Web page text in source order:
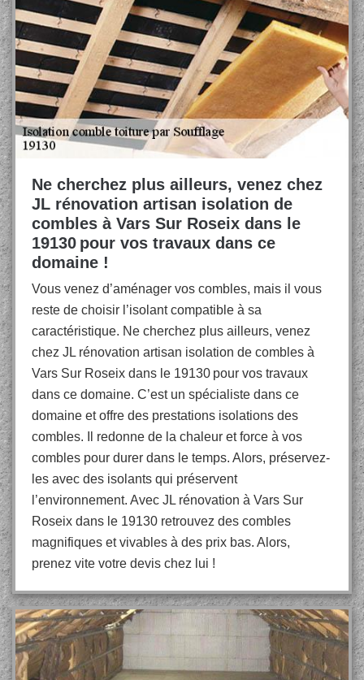
Ne cherchez plus ailleurs, venez chez
JL rénovation artisan isolation de
combles à Vars Sur Roseix dans le
19130 pour vos travaux dans ce
domaine !
Vous venez d’aménager vos combles, mais il vous
reste de choisir l’isolant compatible à sa
caractéristique. Ne cherchez plus ailleurs, venez
chez JL rénovation artisan isolation de combles à
Vars Sur Roseix dans le 19130 pour vos travaux
dans ce domaine. C’est un spécialiste dans ce
domaine et offre des prestations isolations des
combles. Il redonne de la chaleur et force à vos
combles pour durer dans le temps. Alors, préservez-
les avec des isolants qui préservent
l’environnement. Avec JL rénovation à Vars Sur
Roseix dans le 19130 retrouvez des combles
magnifiques et vivables à des prix bas. Alors,
prenez vite votre devis chez lui !